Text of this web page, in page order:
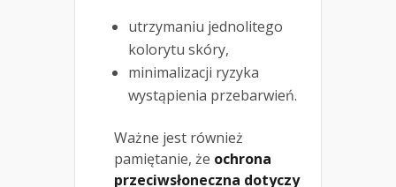
utrzymaniu jednolitego
kolorytu skóry,
minimalizacji ryzyka
wystąpienia przebarwień.
Ważne jest również
pamiętanie, że ochrona
przeciwsłoneczna dotyczy